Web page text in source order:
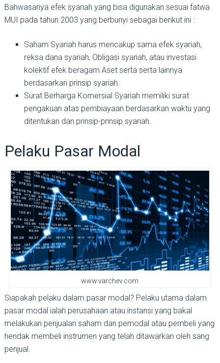
Bahwasanya efek syariah yang bisa digunakan sesuai fatwa
MUI pada tahun 2003 yang berbunyi sebagai berikut ini :
Saham Syariah harus mencakup sama efek syariah,
reksa dana syariah, Obligasi syariah, atau investasi
kolektif efek beragam Aset serta serta lainnya
berdasarkan prinsip syariah.
Surat Berharga Komersial Syariah memiliki surat
pengakuan atas pembiayaan berdasarkan waktu yang
ditentukan dan prinsip-prinsip syariah.
Pelaku Pasar Modal
www.varchev.com
Siapakah pelaku dalam pasar modal? Pelaku utama dalam
pasar modal ialah perusahaan atau instansi yang bakal
melakukan penjualan saham dan pemodal atau pembeli yang
hendak membeli instrumen yang telah ditawarkan oleh sang
penjual.